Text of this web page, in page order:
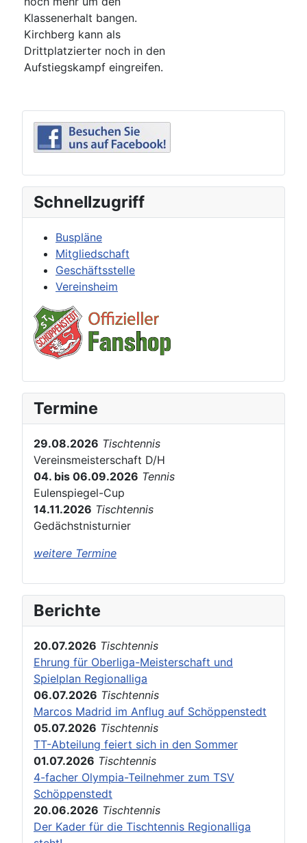
Klassenerhalt bangen.
Kirchberg kann als
Drittplatzierter noch in den
Aufstiegskampf eingreifen.
Schnellzugriff
Buspläne
Mitgliedschaft
Geschäftsstelle
Vereinsheim
Termine
29.08.2026 Tischtennis
Vereinsmeisterschaft D/H
04. bis 06.09.2026 Tennis
Eulenspiegel-Cup
14.11.2026 Tischtennis
Gedächstnisturnier
weitere Termine
Berichte
20.07.2026 Tischtennis
Ehrung für Oberliga-Meisterschaft und
Spielplan Regionalliga
06.07.2026 Tischtennis
Marcos Madrid im Anflug auf Schöppenstedt
05.07.2026 Tischtennis
TT-Abteilung feiert sich in den Sommer
01.07.2026 Tischtennis
4-facher Olympia-Teilnehmer zum TSV
Schöppenstedt
20.06.2026 Tischtennis
Der Kader für die Tischtennis Regionalliga